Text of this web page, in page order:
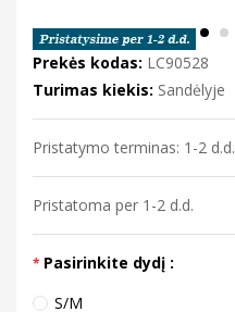
Prekės kodas: LC90528
Turimas kiekis: Sandėlyje
Pristatymo terminas: 1-2 d.d.
Pristatoma per 1-2 d.d.
Pasirinkite dydį :
S/M